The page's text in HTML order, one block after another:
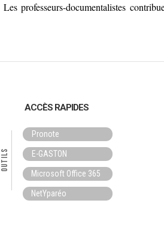
Les professeurs-documentalistes
ACCÈS RAPIDES
Pronote
E-GASTON
Microsoft Office 365
NetYparéo
Outils